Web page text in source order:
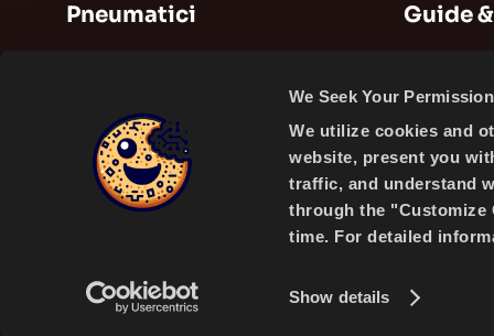
We Seek Your
We utilize cookies and
website, present you
traffic, and understand
through the "Customize
time. For detailed
Show details
Pneumatici
Pneumatici Quattro Stagioni
Guide
Videos
A PRODUCT